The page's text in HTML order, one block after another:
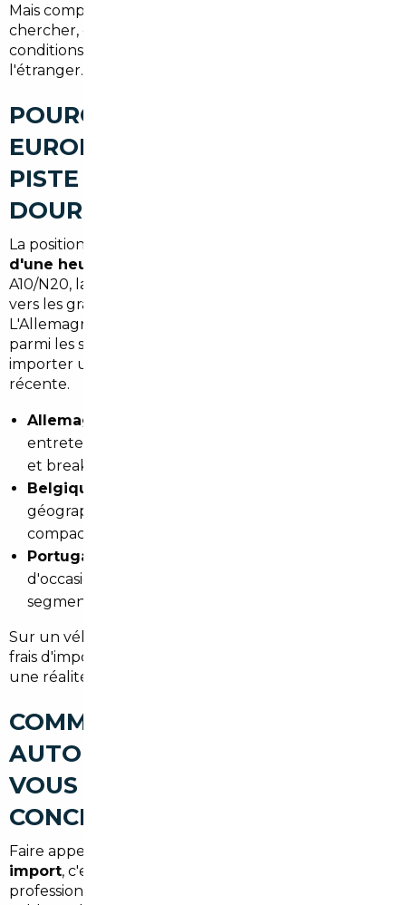
Mais comparer ne suffit pas : encore faut-il savoir où
chercher, quels pays offrent les meilleures
conditions, et comment sécuriser une transaction à
l'étranger.
POURQUOI L'IMPORT
EUROPÉEN EST UNE VRAIE
PISTE POUR LES
DOURDANNAIS
La position de Dourdan est stratégique. À
d'une heure de Paris
A10/N20, la ville bénéficie d'une connexion directe
vers les grands marchés automobiles européens.
L'Allemagne, la Belgique et le Portugal figurent
parmi les sources les plus intéressantes pour
importer un véhicule, que ce soit neuf ou d'occasion
récente.
Allemagne
entretenus, marché très compétitif sur les berlines
et breaks premium.
Belgique
géographique, excellent choix sur les citadines et
compactes.
Portugal
d'occasion peu kilométrés, notamment dans le
segment SUV.
Sur un véhicule à
frais d'import peut dépasser
une réalité, pas une promesse marketing.
COMMENT UN COURTIER
AUTOMOBILE À DOURDAN
VOUS ACCOMPAGNE
CONCRÈTEMENT
Faire appel à un
import, c'est déléguer toute la complexité à un
professionnel qui connaît les marchés, les vendeurs